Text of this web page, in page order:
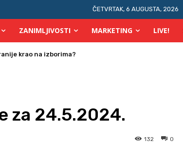
ČETVRTAK, 6 AUGUSTA, 2026
ZANIMLJIVOSTI MARKETING LIVE!
krao na izborima?
s invaliditetom
za 24.5.2024.
0
132